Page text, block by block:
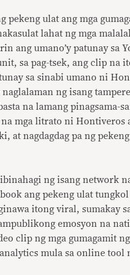
pekeng ulat ang mga
lahat ng mga
ang umano’y patunay sa
sa pag-tsek, ang clip na
sa sinabi umano ni
ng isang
na lamang pinagsama-
mga litrato ni Hontiveros
at nagdagdag pa ng
ng isang network
ang pekeng ulat
itong viral, sumakay
emosyon na
clip ng mga gumagamit
mula sa online tool